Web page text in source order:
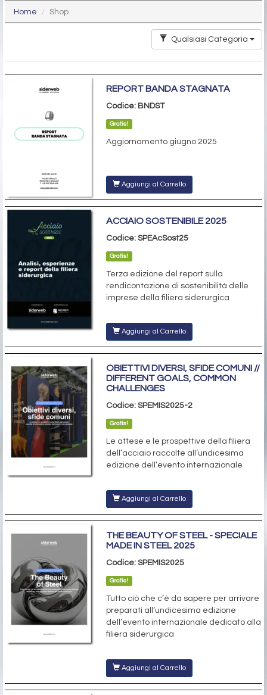
Home Shop
Qualsiasi Categoria
REPORT BANDA STAGNATA
Codice: BNDST
Gratis!
Aggiornamento giugno 2025
Aggiungi al Carrello
ACCIAIO SOSTENIBILE 2025
Codice: SPEAcSost25
Gratis!
Terza edizione del report sulla
rendicontazione di sostenibilità delle
imprese della filiera siderurgica
Aggiungi al Carrello
OBIETTIVI DIVERSI, SFIDE COMUNI //
DIFFERENT GOALS, COMMON
CHALLENGES
Codice: SPEMIS2025-2
Gratis!
Le attese e le prospettive della filiera
dell’acciaio raccolte all’undicesima
edizione dell’evento internazionale
Aggiungi al Carrello
THE BEAUTY OF STEEL - SPECIALE
MADE IN STEEL 2025
Codice: SPEMIS2025
Gratis!
Tutto ciò che c’è da sapere per arrivare
preparati all’undicesima edizione
dell’evento internazionale dedicato alla
filiera siderurgica
Aggiungi al Carrello